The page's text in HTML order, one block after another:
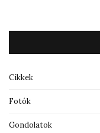
Cikkek
Fotók
Gondolatok